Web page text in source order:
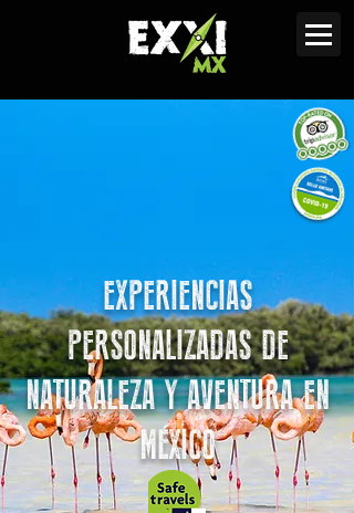
EXPERIENCIAS
PERSONALIZADAS DE
NATURALEZA Y AVENTURA EN
MÉXICO